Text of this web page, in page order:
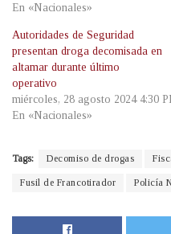
En «Nacionales»
Autoridades de Seguridad
presentan droga decomisada en
altamar durante último
operativo
miércoles, 28 agosto 2024 4:30
En «Nacionales»
Tags: Decomiso de drogas
Fusil de Francotirador Policía